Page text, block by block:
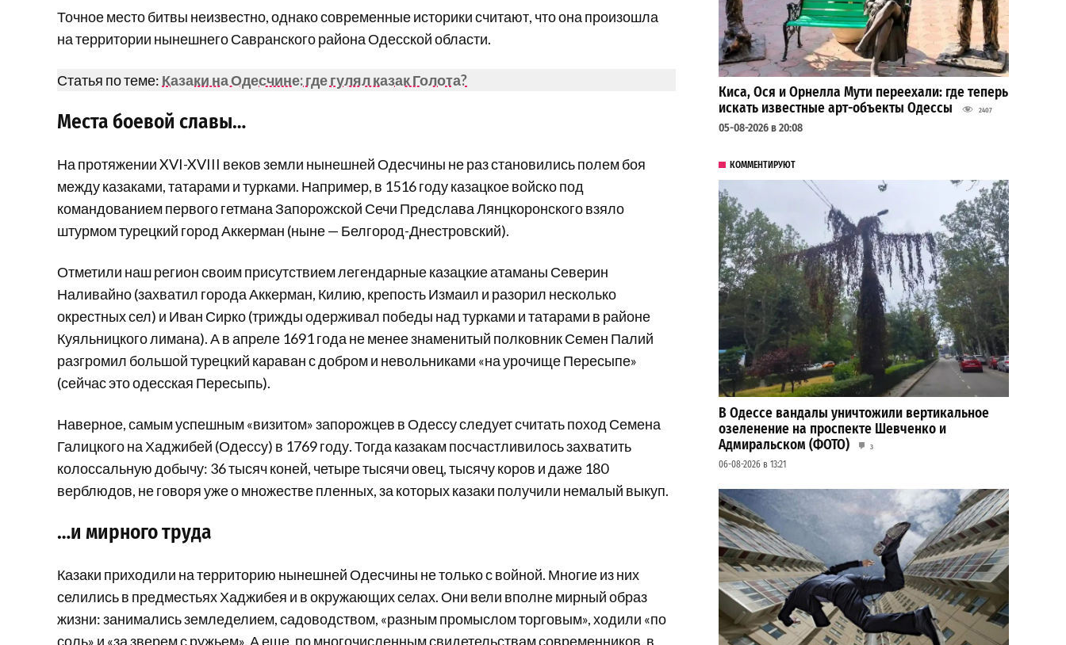
Точное место битвы неизвестно, однако современные историки считают, что она произошла
на территории нынешнего Савранского района Одесской области.
Статья по теме: Казаки на Одесчине: где гулял казак Голота?
Места боевой славы…
На протяжении XVI-XVIII веков земли нынешней Одесчины не раз становились полем боя
между казаками, татарами и турками. Например, в 1516 году казацкое войско под
командованием первого гетмана Запорожской Сечи Предслава Лянцкоронского взяло
штурмом турецкий город Аккерман (ныне — Белгород-Днестровский).
Отметили наш регион своим присутствием легендарные казацкие атаманы Северин
Наливайно (захватил города Аккерман, Килию, крепость Измаил и разорил несколько
окрестных сел) и Иван Сирко (трижды одерживал победы над турками и татарами в районе
Куяльницкого лимана). А в апреле 1691 года не менее знаменитый полковник Семен Палий
разгромил большой турецкий караван с добром и невольниками «на урочище Пересыпе»
(сейчас это одесская Пересыпь).
Наверное, самым успешным «визитом» запорожцев в Одессу следует считать поход Семена
Галицкого на Хаджибей (Одессу) в 1769 году. Тогда казакам посчастливилось захватить
колоссальную добычу: 36 тысяч коней, четыре тысячи овец, тысячу коров и даже 180
верблюдов, не говоря уже о множестве пленных, за которых казаки получили немалый выкуп.
…и мирного труда
Казаки приходили на территорию нынешней Одесчины не только с войной. Многие из них
селились в предместьях Хаджибея и в окружающих селах. Они вели вполне мирный образ
жизни: занимались земледелием, садоводством, «разным промыслом торговым», ходили «по
соль» и «за зверем с ружьем». А еще, по многочисленным свидетельствам современников, в
Киса, Ося и Орнелла Мути переехали: где теперь
искать известные арт-объекты Одессы
2407
05-08-2026 в 20:08
КОММЕНТИРУЮТ
В Одессе вандалы уничтожили вертикальное
озеленение на проспекте Шевченко и
Адмиральском (ФОТО)
3
06-08-2026 в 13:21